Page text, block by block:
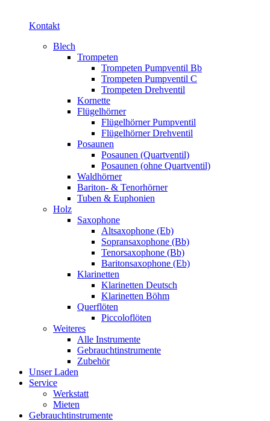
Kontakt
Blech
Trompeten
Trompeten Pumpventil Bb
Trompeten Pumpventil C
Trompeten Drehventil
Kornette
Flügelhörner
Flügelhörner Pumpventil
Flügelhörner Drehventil
Posaunen
Posaunen (Quartventil)
Posaunen (ohne Quartventil)
Waldhörner
Bariton- & Tenorhörner
Tuben & Euphonien
Holz
Saxophone
Altsaxophone (Eb)
Sopransaxophone (Bb)
Tenorsaxophone (Bb)
Baritonsaxophone (Eb)
Klarinetten
Klarinetten Deutsch
Klarinetten Böhm
Querflöten
Piccoloflöten
Weiteres
Alle Instrumente
Gebrauchtinstrumente
Zubehör
Unser Laden
Service
Werkstatt
Mieten
Gebrauchtinstrumente